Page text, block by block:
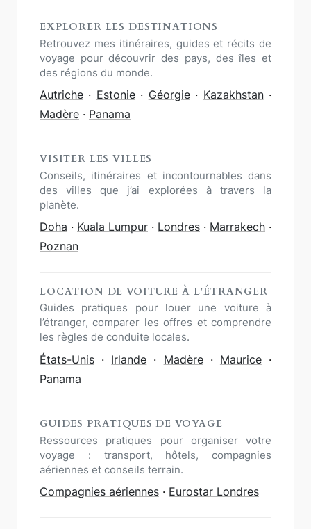
EXPLORER LES DESTINATIONS
Retrouvez mes itinéraires, guides et récits de
voyage pour découvrir des pays, des îles et
des régions du monde.
Autriche · Estonie· Géorgie· Kazakhstan·
Madère · Panama
VISITER LES VILLES
Conseils, itinéraires et incontournables dans
des villes que j’ai explorées à travers la
planète.
Doha · Kuala Lumpur · Londres · Marrakech ·
Poznan
LOCATION DE VOITURE À L’ÉTRANGER
Guides pratiques pour louer une voiture à
l’étranger, comparer les offres et comprendre
les règles de conduite locales.
États-Unis · Irlande · Madère· Maurice·
Panama
GUIDES PRATIQUES DE VOYAGE
Ressources pratiques pour organiser votre
voyage : transport, hôtels, compagnies
aériennes et conseils terrain.
Compagnies aériennes · Eurostar Londres